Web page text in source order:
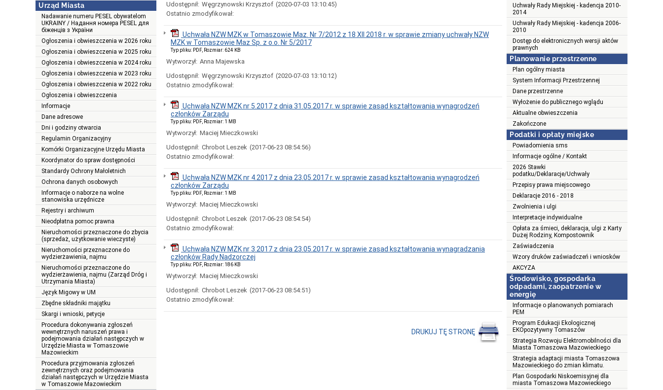
Urząd Miasta
Nadawanie numeru PESEL obywatelom
UKRAINY / Надання номера PESEL для
біженців з України
Ogłoszenia i obwieszczenia w 2026 roku
Ogłoszenia i obwieszczenia w 2025 roku
Ogłoszenia i obwieszczenia w 2024 roku
Ogłoszenia i obwieszczenia w 2023 roku
Ogłoszenia i obwieszczenia w 2022 roku
Ogłoszenia i obwieszczenia
Informacje
Dane adresowe
Dni i godziny otwarcia
Regulamin Organizacyjny
Komórki Organizacyjne Urzędu Miasta
Koordynator do spraw dostępności
Standardy Ochrony Małoletnich
Ochrona danych osobowych
Informacje o naborze na wolne
stanowiska urzędnicze
Rejestry i archiwum
Nieodpłatna pomoc prawna
Nieruchomości przeznaczone do zbycia
(sprzedaż, użytkowanie wieczyste)
Nieruchomości przeznaczone do
wydzierżawienia, najmu
Nieruchomości przeznaczone do
wydzierżawienia, najmu (Zarząd Dróg i
Utrzymania Miasta)
Język Migowy w UM
Zbędne składniki majątku
Skargi i wnioski, petycje
Procedura dokonywania zgłoszeń
wewnętrznych naruszeń prawa i
podejmowania działań następczych w
Urzędzie Miasta w Tomaszowie
Mazowieckim
Procedura przyjmowania zgłoszeń
zewnętrznych oraz podejmowania
działań następczych w Urzędzie Miasta
w Tomaszowie Mazowieckim
Udostępnił: Węgrzynowski Krzysztof (2020-07-03 13:10:45)
Ostatnio zmodyfikował:
Uchwała NZW MZK w Tomaszowie Maz. Nr 7/2012 z 18 XII 2018 r. w sprawie zmiany uchwały NZW
MZK w Tomaszowie Maz Sp. z o.o. Nr 5/2017
Typ pliku: PDF, Rozmiar: 624 KB
Wytworzył: Anna Majewska
Udostępnił: Węgrzynowski Krzysztof (2020-07-03 13:10:12)
Ostatnio zmodyfikował:
Uchwała NZW MZK nr 5.2017 z dnia 31.05.2017 r. w sprawie zasad kształtowania wynagrodzeń
członków Zarządu
Typ pliku: PDF, Rozmiar: 1 MB
Wytworzył: Maciej Mieczkowski
Udostępnił: Chrobot Leszek (2017-06-23 08:54:56)
Ostatnio zmodyfikował:
Uchwała NZW MZK nr 4.2017 z dnia 23.05.2017 r. w sprawie zasad kształtowania wynagrodzeń
członków Zarządu
Typ pliku: PDF, Rozmiar: 1 MB
Wytworzył: Maciej Mieczkowski
Udostępnił: Chrobot Leszek (2017-06-23 08:54:54)
Ostatnio zmodyfikował:
Uchwała NZW MZK nr 3.2017 z dnia 23.05.2017 r. w sprawie zasad kształtowania wynagradzania
członków Rady Nadzorczej
Typ pliku: PDF, Rozmiar: 186 KB
Wytworzył: Maciej Mieczkowski
Udostępnił: Chrobot Leszek (2017-06-23 08:54:51)
Ostatnio zmodyfikował:
DRUKUJ TĘ STRONĘ
Uchwały Rady Miejskiej - kadencja 2010-
2014
Uchwały Rady Miejskiej - kadencja 2006-
2010
Dostęp do elektronicznych wersji aktów
prawnych
Planowanie przestrzenne
Plan ogólny miasta
System Informacji Przestrzennej
Dane przestrzenne
Wyłożenie do publicznego wglądu
Aktualne obwieszczenia
Zakończone
Podatki i opłaty miejske
Powiadomienia sms
Informacje ogólne / Kontakt
2026 Stawki
podatku/Deklaracje/Uchwały
Przepisy prawa miejscowego
Deklaracje 2016 - 2018
Zwolnienia i ulgi
Interpretacje indywidualne
Opłata za śmieci, deklaracja, ulgi z Karty
Dużej Rodziny, Kompostownik
Zaświadczenia
Wzory druków zaświadczeń i wniosków
AKCYZA
Środowisko, gospodarka
odpadami, zaopatrzenie w
energię
Informacje o planowanych pomiarach
PEM
Program Edukacji Ekologicznej
EKOpozytywny Tomaszów
Strategia Rozwoju Elektromobilności dla
Miasta Tomaszowa Mazowieckiego
Strategia adaptacji miasta Tomaszowa
Mazowieckiego do zmian klimatu.
Plan Gospodarki Niskoemisyjnej dla
miasta Tomaszowa Mazowieckiego